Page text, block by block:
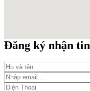
Đăng ký nhận tin